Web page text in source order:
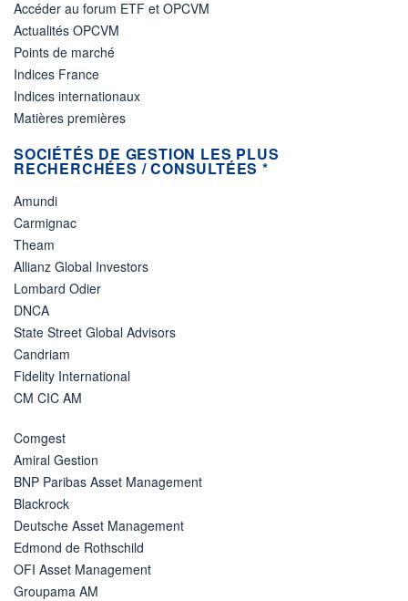
Accéder au forum ETF et OPCVM
Actualités OPCVM
Points de marché
Indices France
Indices internationaux
Matières premières
SOCIÉTÉS DE GESTION LES PLUS
RECHERCHÉES / CONSULTÉES *
Amundi
Carmignac
Theam
Allianz Global Investors
Lombard Odier
DNCA
State Street Global Advisors
Candriam
Fidelity International
CM CIC AM
Comgest
Amiral Gestion
BNP Paribas Asset Management
Blackrock
Deutsche Asset Management
Edmond de Rothschild
OFI Asset Management
Groupama AM